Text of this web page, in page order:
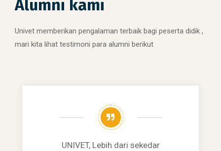
Alumni kami
Univet memberikan pengalaman terbaik bagi peserta didik ,
mari kita lihat testimoni para alumni berikut
UNIVET, Lebih dari sekedar